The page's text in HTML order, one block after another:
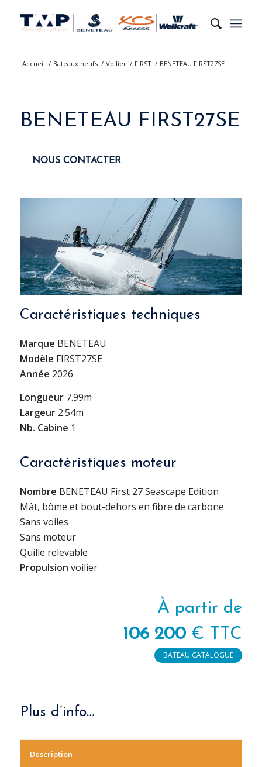
Accueil / Bateaux neufs / Voilier / FIRST / BENETEAU FIRST27SE
BENETEAU FIRST27SE
NOUS CONTACTER
Caractéristiques techniques
Marque BENETEAU
Modèle FIRST27SE
Année 2026
Longueur7.99m
Largeur2.54m
Nb. Cabine 1
Caractéristiques moteur
Nombre BENETEAU First 27 Seascape Edition
Mât, bôme et bout-dehors en fibre de carbone
Sans voiles
Sans moteur
Quille relevable
Propulsion voilier
À partir de
106 200 € TTC
BATEAU CATALOGUE
Plus d’info…
Description